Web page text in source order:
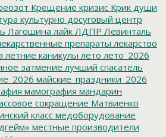
Крещение кризис Крик души
культурно досуговый центр
Лагошина лайк ЛДПР Левинталь
препараты лекарство
летние каникулы лето лето_2026
затмениелучший спасатель
майские_праздники_2026
мамография мандарин
сокращение Матвиенко
классмедоборудование
местные производители